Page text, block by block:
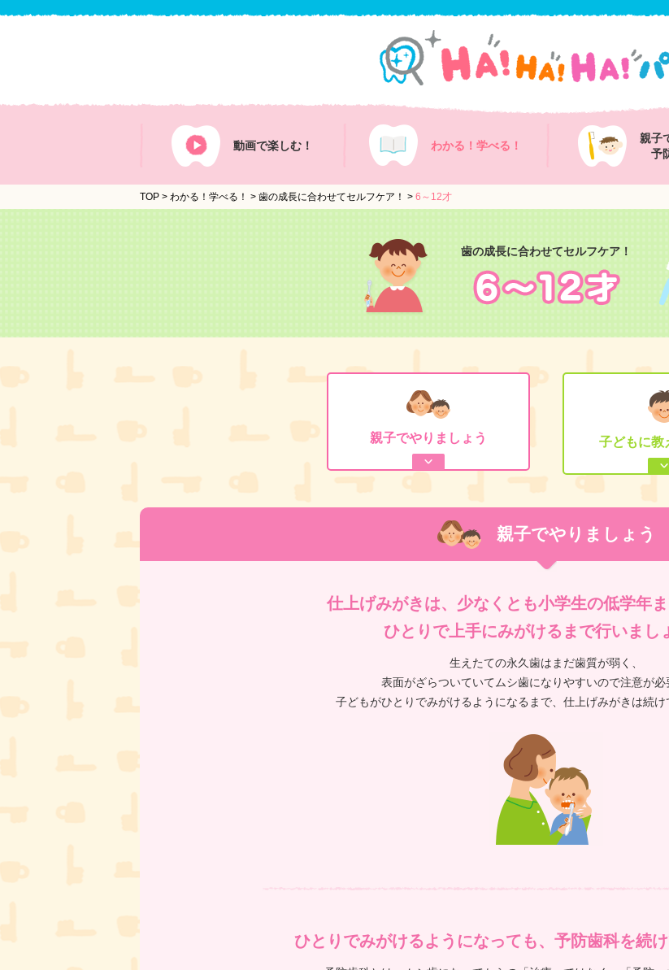
動画で楽しむ！ わかる！ 学べる！
親子
予
TOP > わかる！学べる！ > 歯の成長に合わせてセルフケア！ > 6～12才
歯の成長に合わせてセルフケア！
親子でやりましょう 子どもに教
親子でやりましょう
仕上げみがきは、少なくとも小学生の低学年ま
ひとりで上手にみがけるまで行いまし
生えたての永久歯はまだ歯質が弱く、
表面がざらついていてムシ歯になりやすいので注意が必
子どもがひとりでみがけるようになるまで、仕上げみがきは続け
ひとりでみがけるようになっても、予防歯科を続け